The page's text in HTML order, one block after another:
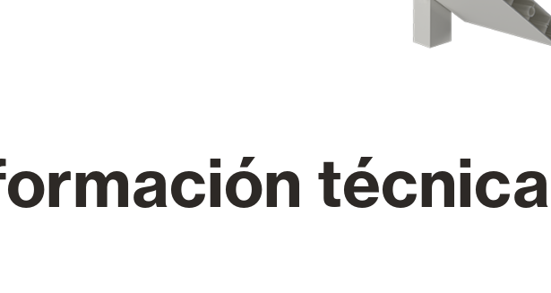
de garaje y comerciales Motores, automatismos y Smart Home
técnica